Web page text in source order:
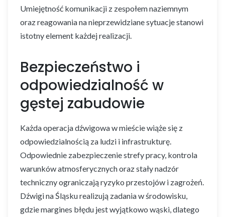
Umiejętność komunikacji z zespołem naziemnym
oraz reagowania na nieprzewidziane sytuacje stanowi
istotny element każdej realizacji.
Bezpieczeństwo i
odpowiedzialność w
gęstej zabudowie
Każda operacja dźwigowa w mieście wiąże się z
odpowiedzialnością za ludzi i infrastrukturę.
Odpowiednie zabezpieczenie strefy pracy, kontrola
warunków atmosferycznych oraz stały nadzór
techniczny ograniczają ryzyko przestojów i zagrożeń.
Dźwigi na Śląsku realizują zadania w środowisku,
gdzie margines błędu jest wyjątkowo wąski, dlatego